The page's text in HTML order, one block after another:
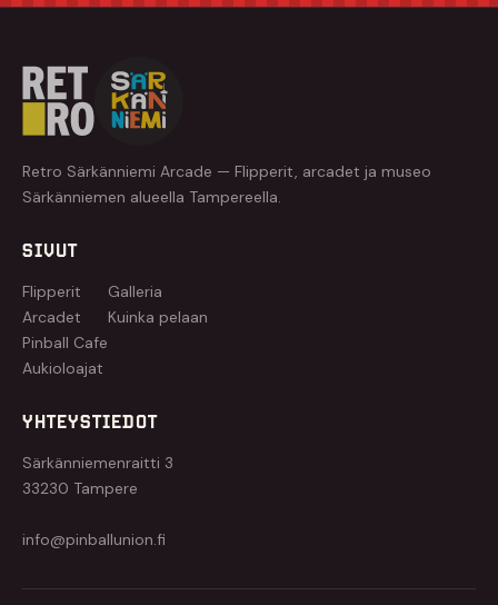
Retro Särkänniemi Arcade — Flipperit, arcadet ja museo
Särkänniemen alueella Tampereella.
SIVUT
Flipperit
Arcadet
Pinball Cafe
Aukioloajat
Galleria
Kuinka pelaan
YHTEYSTIEDOT
Särkänniemenraitti 3
33230 Tampere
info@pinballunion.fi